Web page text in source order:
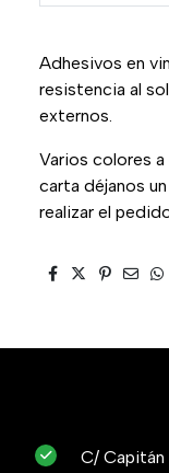
Adhesivos en
resistencia al
externos.
Varios colores
carta déjanos
realizar el
C/ Capitán